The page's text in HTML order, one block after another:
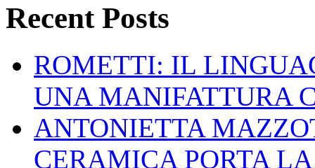
Recent Posts
ROMETTI: IL
UNA MANIFATTURA
ANTONIETTA
CERAMICA PORTA